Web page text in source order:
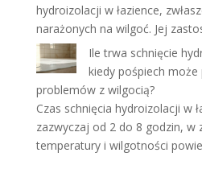
hydroizolacji w łazience,
narażonych na wilgoć. Jej
Ile trwa schnięcie
kiedy pośpiech
problemów z wilgocią?
Czas schnięcia hydroizolacji w
zazwyczaj od 2 do 8 godzin, w
temperatury i wilgotności